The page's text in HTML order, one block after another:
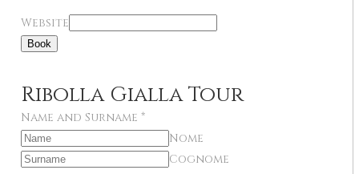
Website
Book
Ribolla Gialla Tour
Name and Surname *
Nome
Cognome